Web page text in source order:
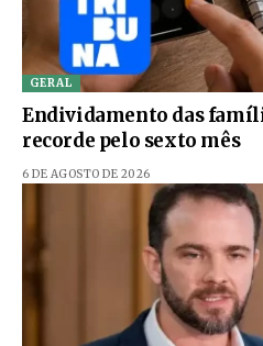
GERAL
Endividamento das
recorde pelo sexto mês
6 DE AGOSTO DE 2026